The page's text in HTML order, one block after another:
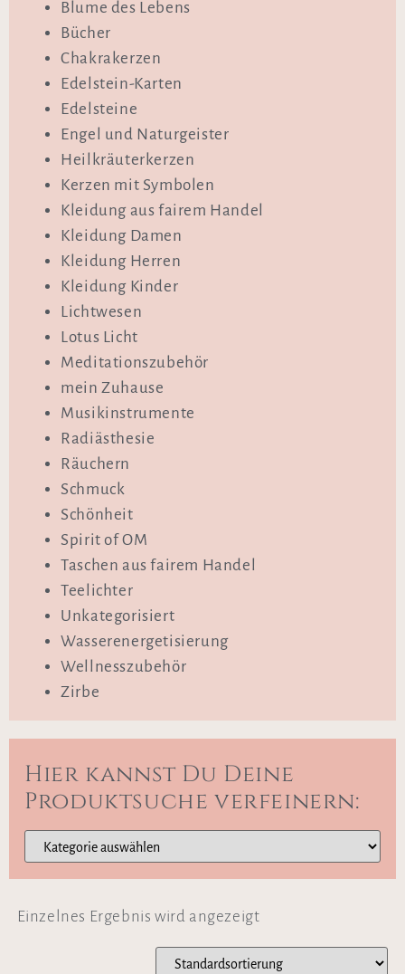
Blume des Lebens
Bücher
Chakrakerzen
Edelstein-Karten
Edelsteine
Engel und Naturgeister
Heilkräuterkerzen
Kerzen mit Symbolen
Kleidung aus fairem Handel
Kleidung Damen
Kleidung Herren
Kleidung Kinder
Lichtwesen
Lotus Licht
Meditationszubehör
mein Zuhause
Musikinstrumente
Radiästhesie
Räuchern
Schmuck
Schönheit
Spirit of OM
Taschen aus fairem Handel
Teelichter
Unkategorisiert
Wasserenergetisierung
Wellnesszubehör
Zirbe
Hier kannst Du Deine
Produktsuche verfeinern:
Einzelnes Ergebnis wird angezeigt